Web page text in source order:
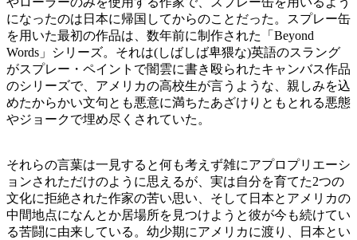
になったのは日本に帰国してからのことだった。スプレー缶
を用いた最初の作品は、数年前に制作された「Beyond
Words」シリーズ。それは(しばしば卑猥な)英語のスラング
がスプレー・ペイントで闇雲に書き殴られたキャンバス作品
のシリーズで、アメリカの高校生が言うような、親しみを込
めたからかい文句とも悪意に満ちたあざけりともとれる悪態
やジョークで埋め尽くされていた。
それらの言葉は一見すると何も考えず雑にアプロプリエーシ
ョンされただけのように思えるが、実は自分を育てた2つの
文化に拒絶された作家の苦い思い、そして日本とアメリカの
中間地点になんとか居場所を見つけようと彼が今も続けてい
る苦闘に由来している。幼少期にアメリカに渡り、日本とい